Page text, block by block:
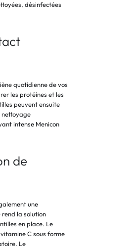
désinfectées
quotidienne de vos
les protéines et les
peuvent ensuite
nettoyage
intense Menicon
de
une
la solution
en place. Le
C sous forme
Le